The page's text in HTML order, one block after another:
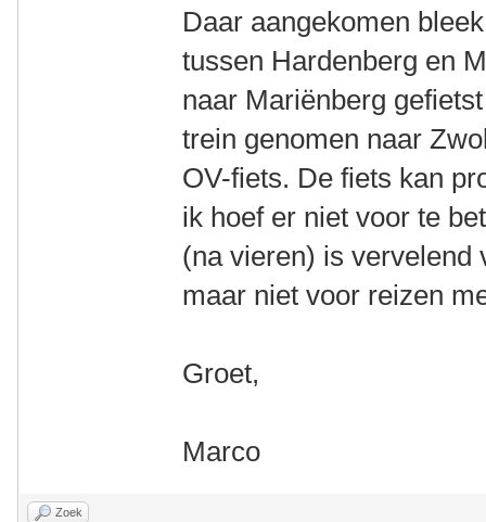
Daar aangekomen
tussen Hardenberg en
naar Mariënberg
trein genomen naar
OV-fiets. De fiets kan
ik hoef er niet voor te
(na vieren) is vervelend
maar niet voor reizen
Groet,
Marco
Zoek